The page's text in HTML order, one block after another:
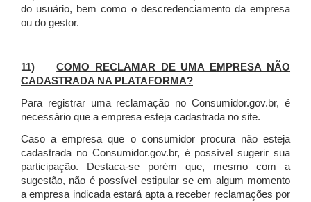
do usuário, bem como o descredenciamento da empresa
ou do gestor.
11)COMO RECLAMAR DE UMA EMPRESA NÃO
CADASTRADA NA PLATAFORMA?
Para registrar uma reclamação no Consumidor.gov.br, é
necessário que a empresa esteja cadastrada no site.
Caso a empresa que o consumidor procura não esteja
cadastrada no Consumidor.gov.br, é possível sugerir sua
participação. Destaca-se porém que, mesmo com a
sugestão, não é possível estipular se em algum momento
a empresa indicada estará apta a receber reclamações por